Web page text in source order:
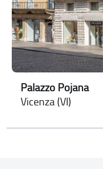
Palazzo Pojana
Vicenza (VI)